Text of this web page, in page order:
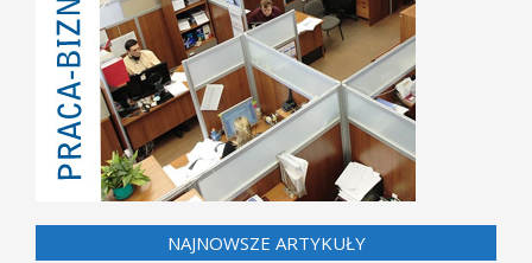
NAJNOWSZE ARTYKUŁY